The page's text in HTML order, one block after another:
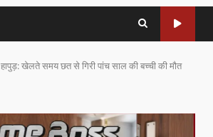
हापुड़: खेलते समय छत से गिरी पांच साल की बच्ची की मौत